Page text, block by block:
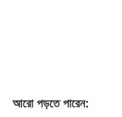
আরো পড়তে পারেন: